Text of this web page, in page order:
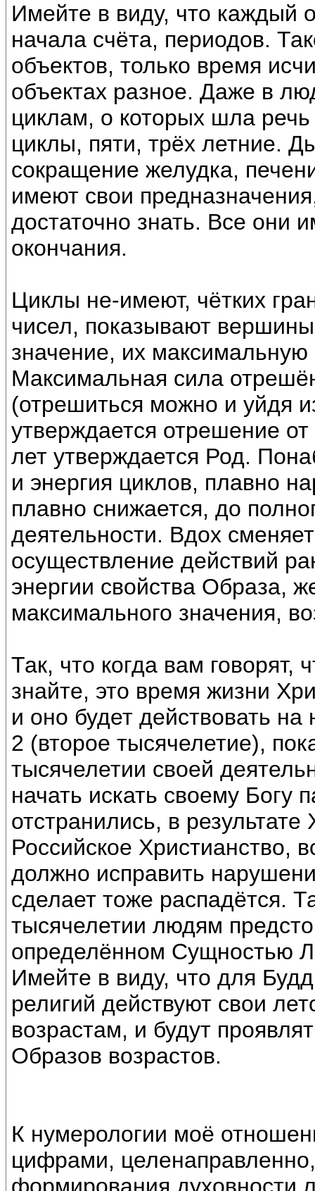
Имейте в виду, что каждый
начала счёта, периодов.
объектов, только время
объектах разное. Даже в
циклам, о которых шла
циклы, пяти, трёх летние.
сокращение желудка,
имеют свои
достаточно знать. Все они
окончания.
Циклы не-имеют, чётких
чисел, показывают
значение, их максимальную
Максимальная сила
(отрешиться можно и уйдя
утверждается отрешение
лет утверждается Род.
и энергия циклов, плавно
плавно снижается, до
деятельности. Вдох
осуществление действий
энергии свойства Образа,
максимального значения,
Так, что когда вам говорят,
знайте, это время жизни
и оно будет действовать
2 (второе тысячелетие),
тысячелетии своей
начать искать своему Богу
отстранились, в
Российское Христианство,
должно исправить
сделает тоже распадётся.
тысячелетии людям
определённом
Имейте в виду, что для
религий действуют свои
возрастам, и будут
Образов возрастов.
К нумерологии моё
цифрами,